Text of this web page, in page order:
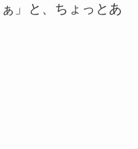
」と、ちょっとあ